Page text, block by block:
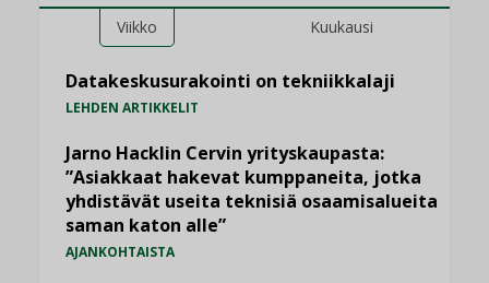
Viikko Kuukausi
Datakeskusurakointi on tekniikkalaji
LEHDEN ARTIKKELIT
Jarno Hacklin Cervin yrityskaupasta:
”Asiakkaat hakevat kumppaneita, jotka
yhdistävät useita teknisiä osaamisalueita
saman katon alle”
AJANKOHTAISTA